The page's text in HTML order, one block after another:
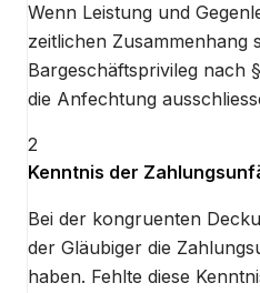
Wenn Leistung und
zeitlichen Zusammenhang
Bargeschäftsprivileg nach
die Anfechtung
2
Kenntnis der
Bei der kongruenten
der Gläubiger die
haben. Fehlte diese